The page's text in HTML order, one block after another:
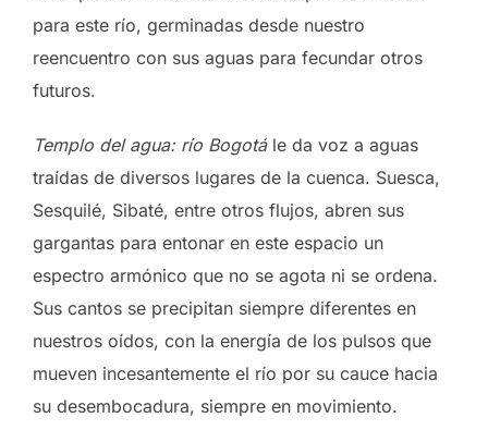
para este río, germinadas desde nuestro
reencuentro con sus aguas para fecundar otros
futuros.
Templo del agua: río Bogotá le da voz a aguas
traídas de diversos lugares de la cuenca. Suesca,
Sesquilé, Sibaté, entre otros flujos, abren sus
gargantas para entonar en este espacio un
espectro armónico que no se agota ni se ordena.
Sus cantos se precipitan siempre diferentes en
nuestros oídos, con la energía de los pulsos que
mueven incesantemente el río por su cauce hacia
su desembocadura, siempre en movimiento.